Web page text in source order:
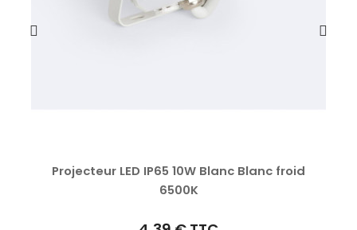
Projecteur LED IP65 10W Blanc Blanc froid
6500K